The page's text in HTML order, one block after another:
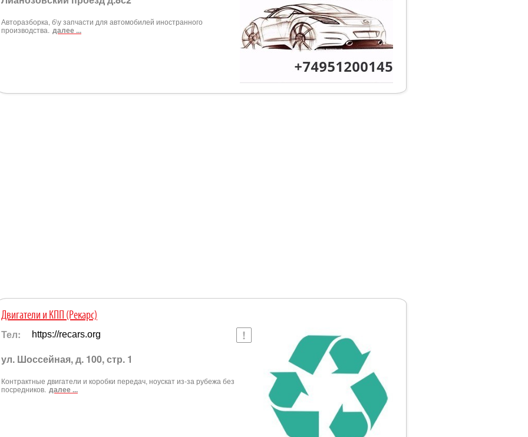
Авторазборка, б\у запчасти для автомобилей иностранного
производства. далее ...
Двигатели и КПП (Рекарс)
Тел: https://recars.org
ул. Шоссейная, д. 100, стр. 1
Контрактные двигатели и коробки передач, ноускат из-за рубежа без
посредников. далее ...